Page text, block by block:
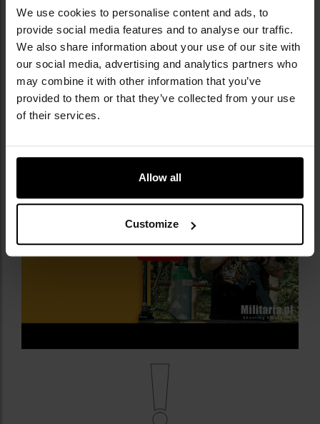
We use cookies to personalise content and ads, to
provide social media features and to analyse our traffic.
We also share information about your use of our site with
our social media, advertising and analytics partners who
may combine it with other information that you’ve
provided to them or that they’ve collected from your use
of their services.
Allow all
Customize
пострілів. Регулятор гарантуєпостійний тискпри
кожному пострілі та захищає від коливань
початкової швидкості. У моделі використовуються
, один з яких показує
картриджа, а другий інформує протиск у
регуляторі. У комплекті знаходиться
швидкороз'ємне з'єднанняз кріпленням на
штекер, яке служить для перекачування HP.